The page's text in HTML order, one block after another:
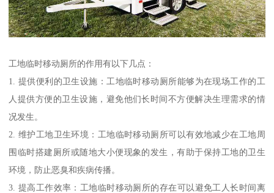
工地临时移动厕所的作用有以下几点：
1. 提供便利的卫生设施：工地临时移动厕所能够为在现场工作的工
人提供方便的卫生设施，避免他们长时间不方便解决生理需求的情
况发生。
2. 维护工地卫生环境：工地临时移动厕所可以有效地减少在工地周
围临时搭建厕所或随地大小便现象的发生，有助于保持工地的卫生
环境，防止恶臭和疾病传播。
3. 提高工作效率：工地临时移动厕所的存在可以避免工人长时间离